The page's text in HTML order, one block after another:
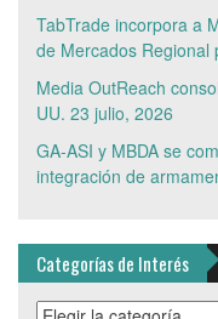
TabTrade incorpora a
de Mercados Regional
Media OutReach
UU. 23 julio, 2026
GA-ASI y MBDA se
integración de
Categorías de Interés
Categorías